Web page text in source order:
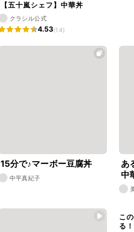
【五十嵐シェフ】中華丼
クラシル公式
4.53(14)
15分で♪マーボー豆腐丼
中平真紀子
あ
中
こ
る！